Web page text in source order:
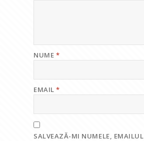
NUME *
EMAIL*
SALVEAZĂ-MI NUMELE,